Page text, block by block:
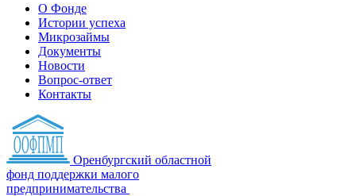
О Фонде
Истории успеха
Микрозаймы
Документы
Новости
Вопрос-ответ
Контакты
Оренбургский областной
фонд поддержки малого
предпринимательства